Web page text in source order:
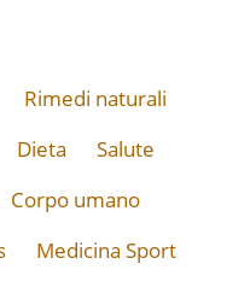
Rimedi naturali
Dieta
Salute
Corpo umano
Medicina Sport